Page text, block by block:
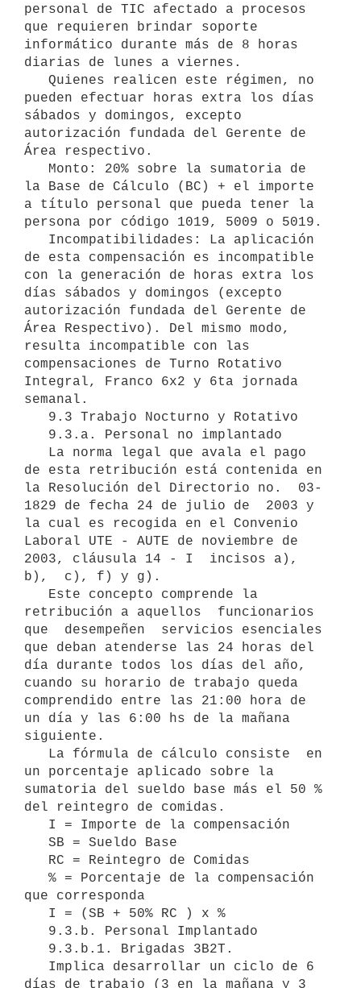
personal de TIC afectado a procesos
que requieren brindar soporte
informático durante más de 8 horas
diarias de lunes a viernes.
pueden efectuar horas extra los días
sábados y domingos, excepto
autorización fundada del Gerente de
Área respectivo.
la Base de Cálculo (BC) + el importe
a título personal que pueda tener la
persona por código 1019, 5009 o 5019.
de esta compensación es incompatible
con la generación de horas extra los
días sábados y domingos (excepto
autorización fundada del Gerente de
Área Respectivo). Del mismo modo,
resulta incompatible con las
compensaciones de Turno Rotativo
Integral, Franco 6x2 y 6ta jornada
semanal.
de esta retribución está contenida en
la Resolución del Directorio no.  03-
1829 de fecha 24 de julio de  2003 y
la cual es recogida en el Convenio
Laboral UTE - AUTE de noviembre de
2003, cláusula 14 - I  incisos a),
b),  c), f) y g).
retribución a aquellos  funcionarios
que  desempeñen  servicios esenciales
que deban atenderse las 24 horas del
día durante todos los días del año,
cuando su horario de trabajo queda
comprendido entre las 21:00 hora de
un día y las 6:00 hs de la mañana
siguiente.
un porcentaje aplicado sobre la
sumatoria del sueldo base más el 50 %
del reintegro de comidas.
que corresponda
días de trabajo (3 en la mañana y 3